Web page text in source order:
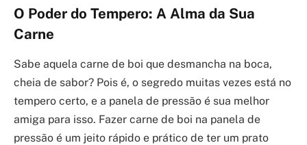
O Poder do Tempero: A Alma da Sua
Carne
Sabe aquela carne de boi que desmancha na boca,
cheia de sabor? Pois é, o segredo muitas vezes está no
tempero certo, e a panela de pressão é sua melhor
amiga para isso. Fazer carne de boi na panela de
pressão é um jeito rápido e prático de ter um prato